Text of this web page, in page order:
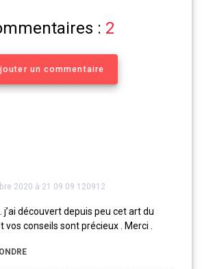
: 2
un commentaire
2020 à 21 09 09 120912
j’ai découvert depuis peu cet art du
vos conseils sont précieux . Merci .